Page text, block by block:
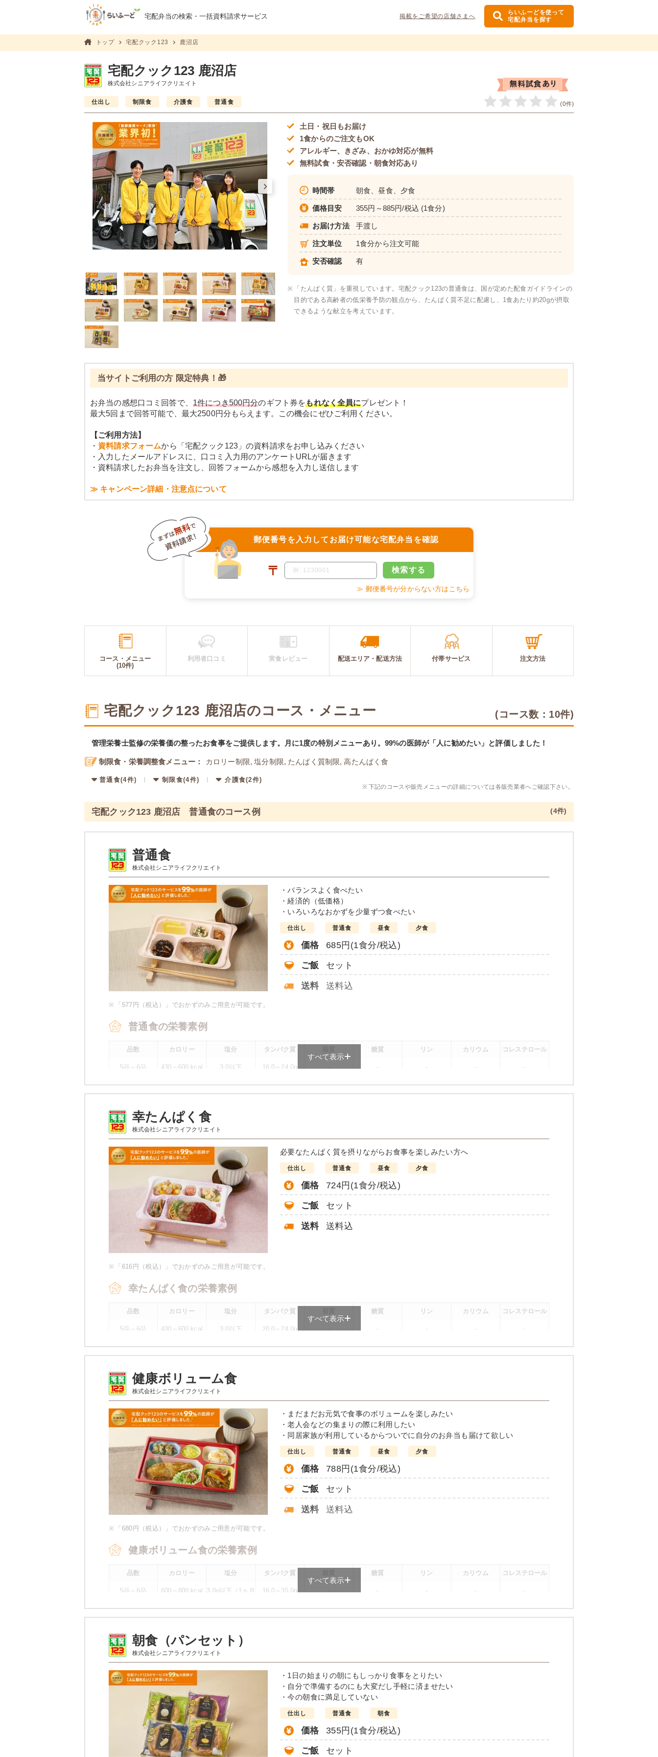
宅配弁当の検索・一括資料請求サービス 掲載をご希望の店舗さまへ
らいふーどを使って
宅配弁当を探す
トップ 宅配クック123 鹿沼店
宅配クック123 鹿沼店
株式会社シニアライフクリエイト
仕出し 制限食 介護食 普通食 (0件)
カロリー・塩分調整食
土日・祝日もお届け
1食からのご注文もOK
アレルギー、きざみ、おかゆ対応が無料
無料試食・安否確認・朝食対応あり
時間帯 朝食、昼食、夕食
価格目安 355円～885円/税込 (1食分)
お届け方法 手渡し
注文単位 1食分から注文可能
安否確認 有
※
「たんぱく質」を重視しています。宅配クック123の普通食は、国が定めた配食ガイドラインの
目的である高齢者の低栄養予防の観点から、たんぱく質不足に配慮し、1食あたり約20gが摂取
できるような献立を考えています。
当サイトご利用の方 限定特典！🎁
お弁当の感想口コミ回答で、 1件につき500円分のギフト券をもれなく全員にプレゼント！
最大5回まで回答可能で、最大2500円分もらえます。この機会にぜひご利用ください。
【ご利用方法】
・ 資料請求フォームから「宅配クック123」の資料請求をお申し込みください
・入力したメールアドレスに、口コミ入力用のアンケートURLが届きます
・資料請求したお弁当を注文し、回答フォームから感想を入力し送信します
≫ キャンペーン詳細・注意点について
郵便番号を入力して お届け可能な宅配弁当を確認
〒 検索する
≫ 郵便番号が分からない方はこちら
コース・メニュー
(10件)
利用者口コミ 実食レビュー 配送エリア・配送方法 付帯サービス 注文方法
宅配クック123 鹿沼店のコース・メニュー (コース数：10件)
管理栄養士監修の栄養価の整ったお食事をご提供します。月に1度の特別メニューあり。99%の医師が「人に勧めたい」と評価しました！
制限食・栄養調整食メニュー： カロリー制限, 塩分制限, たんぱく質制限, 高たんぱく食
普通食(4件) 制限食(4件) 介護食(2件)
※ 下記のコースや販売メニューの詳細については各販売業者へご確認下さい。
宅配クック123 鹿沼店 普通食のコース例 (4件)
普通食
株式会社シニアライフクリエイト
・バランスよく食べたい
・経済的（低価格）
・いろいろなおかずを少量ずつ食べたい
仕出し 普通食 昼食 夕食
価格 685円(1食分/税込)
ご飯 セット
送料 送料込
※ 「577円（税込）」でおかずのみご用意が可能です。
普通食の栄養素例
品数 カロリー 塩分 タンパク質 糖質 リン カリウム コレステロール
5品～6品 430～600 kcal 3.0以下 16.0～24.0g - - - - -
※カロリーは目安の数値であるため、メニューによって異なる場合がございます。 ごはんセットでの栄養価です。
普通食のメニュー例
メバル煮付け
オクラのお浸し
厚焼き玉子（関東風）
ほうれん草白和え
豚肉のしぐれ煮
エネルギー：497kcal、たんぱく質：21.4g、脂質：10.6g、炭水
化物：76.4g、ナトリウム：687mg、食塩相当量：1.7g
※メニューの補足
ご飯セットの栄養素です。お弁当献立の一例とその栄養価のた
い。
すべて表示
幸たんぱく食
株式会社シニアライフクリエイト
必要なたんぱく質を摂りながらお食事を楽しみたい方へ
仕出し 普通食 昼食 夕食
価格 724円(1食分/税込)
ご飯 セット
送料 送料込
※ 「616円（税込）」でおかずのみご用意が可能です。
幸たんぱく食の栄養素例
品数 カロリー 塩分 タンパク質 糖質 リン カリウム コレステロール
5品～6品 430～600 kcal 3.0以下 20.0～24.0g - - - - -
幸たんぱく食のメニュー例
ハンバーグ（トマトソース）
いんげんのピーナッツ和え
野菜とウインナーの炒め物
桜でんぶ
ブロッコリーと海老のサラダ
栄養素
エネルギー：589Kcal、たんぱく質20.2g、脂質：17.7g、炭水化
物：83.4g、ナトリウム：895mg、食塩相当量2.3g
※メニューの補足
※ご飯セットの栄養素です。お弁当献立の一例とその栄養価の
い。
すべて表示
健康ボリューム食
株式会社シニアライフクリエイト
・まだまだお元気で食事のボリュームを楽しみたい
・老人会などの集まりの際に利用したい
・同居家族が利用しているからついでに自分のお弁当も届けて欲しい
仕出し 普通食 昼食 夕食
価格 788円(1食分/税込)
ご飯 セット
送料 送料込
※ 「680円（税込）」でおかずのみご用意が可能です。
健康ボリューム食の栄養素例
品数 カロリー 塩分 タンパク質 糖質 リン カリウム コレステロール
5品～6品 600～800 kcal
3.0g以下（1ヵ月
16.0～35.0g - - - - -
健康ボリューム食のメニュー例
カレイの唐揚げ
ブロッコリーのカニカマあんかけ
牛肉のオイスターソース
ポテトサラダ
刻みたくあん
オクラの胡麻和え
すべて表示
朝食（パンセット）
株式会社シニアライフクリエイト
・1日の始まりの朝にもしっかり食事をとりたい
・自分で準備するのにも大変だし手軽に済ませたい
・今の朝食に満足していない
仕出し 普通食 朝食
価格 355円(1食分/税込)
ご飯 セット